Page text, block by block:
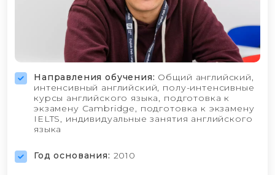
Направления обучения: Общий английский,
интенсивный английский, полу-интенсивные
курсы английского языка, подготовка к
экзамену Cambridge, подготовка к экзамену
IELTS, индивидуальные занятия английского
языка
Год основания: 2010